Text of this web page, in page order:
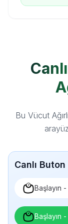
Bu Vücut
Canlı
Başlayın
Başlayın